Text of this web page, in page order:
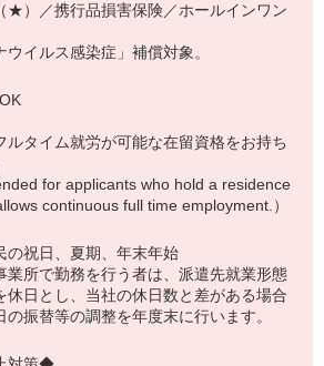
★）／携行品損害保険／ホールインワン
イルス感染症」補償対象。
ルタイム就労が可能な在留資格をお持ち
for applicants who hold a residence
continuous full time employment.）
の祝日、夏期、年末年始
所で勤務を行う者は、派遣先就業形態
休日とし、当社の休日数と差がある場合
振替等の調整を年度末に行います。